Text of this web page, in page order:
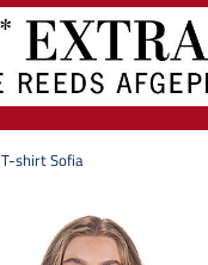
T-shirt Sofia